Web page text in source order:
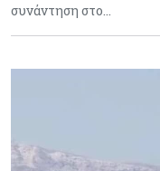
συνάντηση στο…